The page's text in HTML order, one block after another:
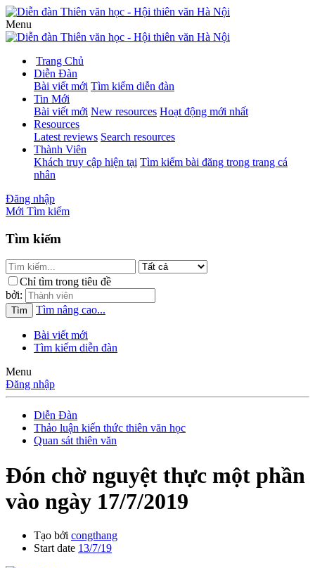
Menu
Trang Chủ
Diễn Đàn
Bài viết mới Tìm kiếm diễn đàn
Tin Mới
Bài viết mới New resources Hoạt động mới nhất
Resources
Latest reviews Search resources
Thành Viên
Khách truy cập hiện tại Tìm kiếm bài đăng trong trang cá
nhân
Đăng nhập
Mới Tìm kiếm
Tìm kiếm
Chỉ tìm trong tiêu đề
bởi:
Tìm Tìm nâng cao...
Bài viết mới
Tìm kiếm diễn đàn
Menu
Đăng nhập
Diễn Đàn
Thảo luận kiến thức thiên văn học
Quan sát thiên văn
Đón chờ nguyệt thực một phần
vào ngày 17/7/2019
Tạo bởi congthang
Start date 13/7/19